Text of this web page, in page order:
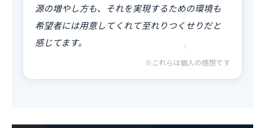
源の増やし方も、それを実現するための環境も
希望者には用意してくれて至れりつくせりだと
感じてます。
※これらは個人の感想です